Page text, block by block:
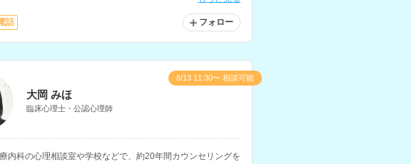
話 フォロー
大岡 みほ
臨床心理士・公認心理師
内科の心理相談室や学校などで、約20年間カウンセリングを
8/13 11:30〜 相談可能